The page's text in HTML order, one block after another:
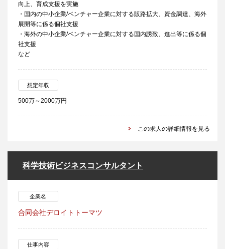
向上、育成支援を実施
・国内の中小企業/ベンチャー企業に対する販路拡大、資金調達、海外
展開等に係る個社支援
・海外の中小企業/ベンチャー企業に対する国内誘致、進出等に係る個
社支援
など
想定年収
500万～2000万円
この求人の詳細情報を見る
科学技術ビジネスコンサルタント
企業名
合同会社デロイトトーマツ
仕事内容